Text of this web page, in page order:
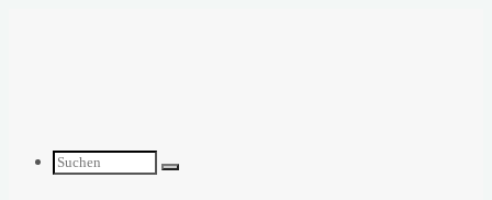
Suchen